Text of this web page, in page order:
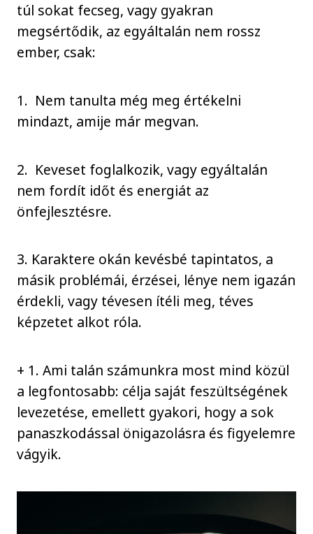
túl sokat fecseg, vagy gyakran
megsértődik, az egyáltalán nem rossz
ember, csak:
1. Nem tanulta még meg értékelni
mindazt, amije már megvan.
2. Keveset foglalkozik, vagy egyáltalán
nem fordít időt és energiát az
önfejlesztésre.
3. Karaktere okán kevésbé tapintatos, a
másik problémái, érzései, lénye nem igazán
érdekli, vagy tévesen ítéli meg, téves
képzetet alkot róla.
+ 1. Ami talán számunkra most mind közül
a legfontosabb: célja saját feszültségének
levezetése, emellett gyakori, hogy a sok
panaszkodással önigazolásra és figyelemre
vágyik.